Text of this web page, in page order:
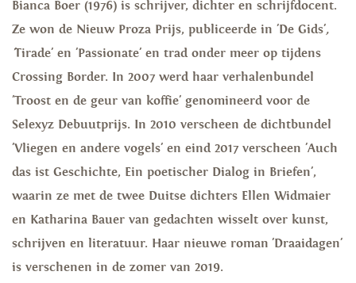
Bianca Boer (1976) is schrijver, dichter en schrijfdocent.
Ze won de Nieuw Proza Prijs, publiceerde in 'De Gids',
Tirade' en 'Passionate' en trad onder meer op tijdens
Crossing Border. In 2007 werd haar verhalenbundel
'Troost en de geur van koffie' genomineerd voor de
Selexyz Debuutprijs. In 2010 verscheen de dichtbundel
'Vliegen en andere vogels' en eind 2017 verscheen 'Auch
das ist Geschichte, Ein poetischer Dialog in Briefen',
waarin ze met de twee Duitse dichters Ellen Widmaier
en Katharina Bauer van gedachten wisselt over kunst,
schrijven en literatuur. Haar nieuwe roman 'Draaidagen'
is verschenen in de zomer van 2019.